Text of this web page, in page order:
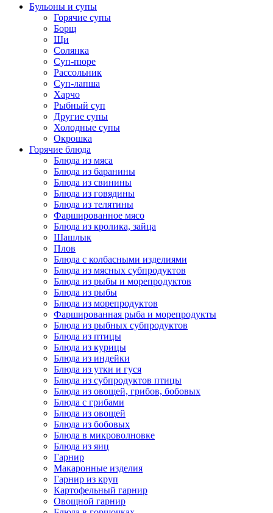
Бульоны и супы
Горячие супы
Борщ
Щи
Солянка
Суп-пюре
Рассольник
Суп-лапша
Харчо
Рыбный суп
Другие супы
Холодные супы
Окрошка
Горячие блюда
Блюда из мяса
Блюда из баранины
Блюда из свинины
Блюда из говядины
Блюда из телятины
Фаршированное мясо
Блюда из кролика, зайца
Шашлык
Плов
Блюда с колбасными изделиями
Блюда из мясных субпродуктов
Блюда из рыбы и морепродуктов
Блюда из рыбы
Блюда из морепродуктов
Фаршированная рыба и морепродукты
Блюда из рыбных субпродуктов
Блюда из птицы
Блюда из курицы
Блюда из индейки
Блюда из утки и гуся
Блюда из субпродуктов птицы
Блюда из овощей, грибов, бобовых
Блюда с грибами
Блюда из овощей
Блюда из бобовых
Блюда в микроволновке
Блюда из яиц
Гарнир
Макаронные изделия
Гарнир из круп
Картофельный гарнир
Овощной гарнир